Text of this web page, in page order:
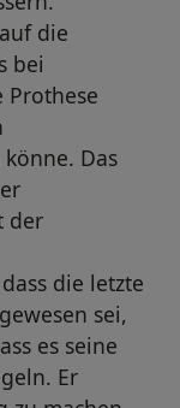
die
bei
Prothese
Das
der
die letzte
sei,
es seine
Er